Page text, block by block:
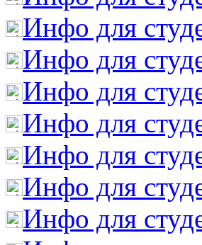
Инфо для
Инфо для
Инфо для
Инфо для
Инфо для
Инфо для
Инфо для